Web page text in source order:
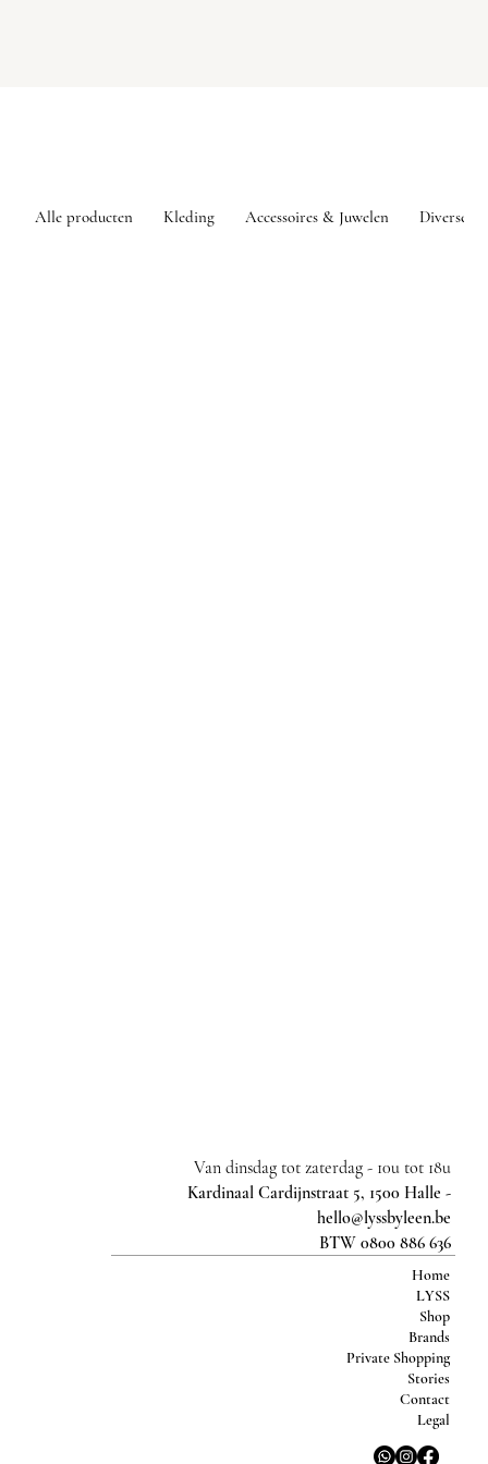
Alle producten Kleding Accessoires & Juwelen Diversen
Home
LYSS
Shop
Brands
Private Shopping
Stories
Contact
Legal
Van dinsdag tot zaterdag - 10u tot 18u
Kardinaal Cardijnstraat 5, 1500 Halle -
hello@lyssbyleen.be
BTW 0800 886 636